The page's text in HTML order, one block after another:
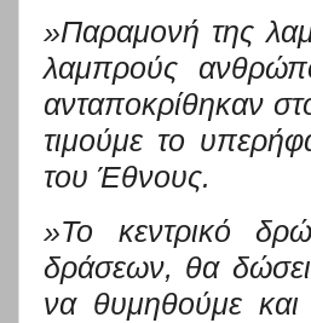
»Παραμονή της
λαμπρούς
ανταποκρίθηκαν
τιμούμε το υ
του Έθνους.
»Το κεντρικό
δράσεων, θα
να θυμηθούμε